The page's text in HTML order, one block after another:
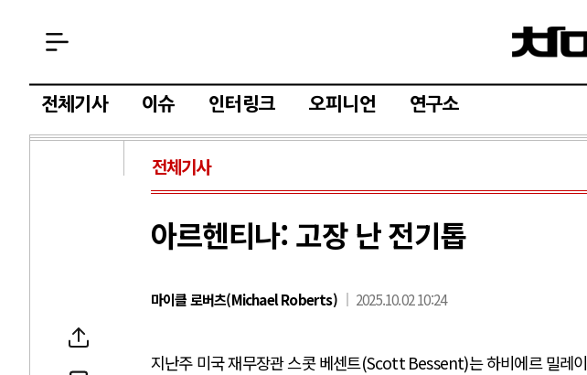
전체기사 이슈 인터링크 오피니언 연구소
전체기사
아르헨티나: 고장 난 전기톱
마이클 로버츠(Michael Roberts) 2025.10.02 10:24
지난주 미국 재무장관 스콧 베센트(Scott Bessent)는 하비에르 밀레이